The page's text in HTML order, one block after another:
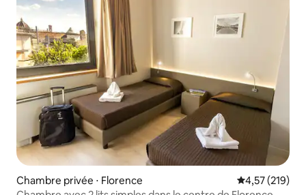
Chambre privée ⋅ Florence Évaluation
4,57 (219)